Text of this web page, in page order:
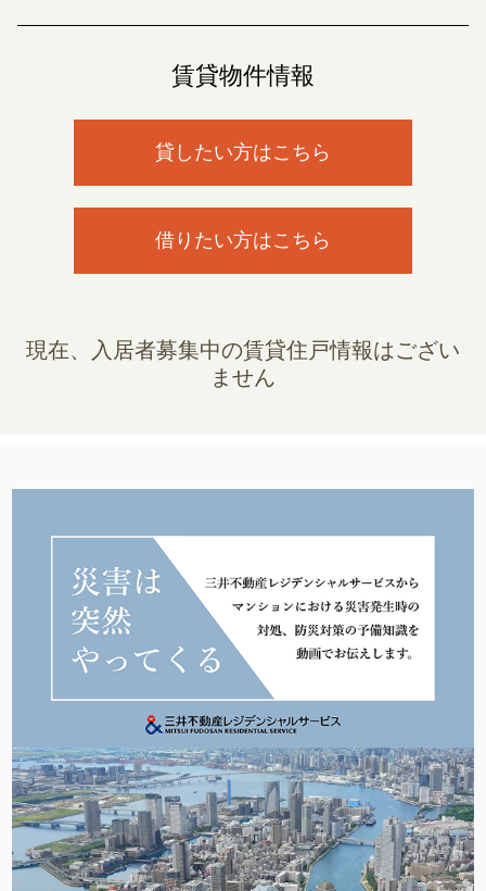
賃貸物件情報
貸したい方はこちら
借りたい方はこちら
現在、入居者募集中の賃貸住戸情報はござい
ません